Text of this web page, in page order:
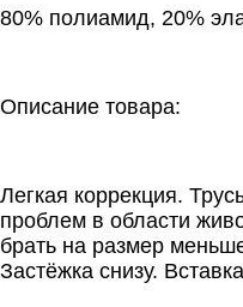
80% полиамид, 20%
Описание товара:
Легкая коррекция.
проблем в области
брать на размер
Застёжка снизу.